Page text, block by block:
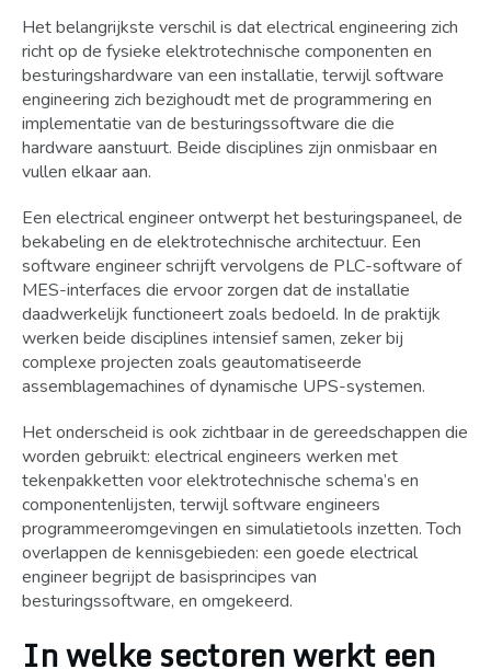
Het belangrijkste verschil is dat electrical engineering zich
richt op de fysieke elektrotechnische componenten en
besturingshardware van een installatie, terwijl software
engineering zich bezighoudt met de programmering en
implementatie van de besturingssoftware die die
hardware aanstuurt. Beide disciplines zijn onmisbaar en
vullen elkaar aan.
Een electrical engineer ontwerpt het besturingspaneel, de
bekabeling en de elektrotechnische architectuur. Een
software engineer schrijft vervolgens de PLC-software of
MES-interfaces die ervoor zorgen dat de installatie
daadwerkelijk functioneert zoals bedoeld. In de praktijk
werken beide disciplines intensief samen, zeker bij
complexe projecten zoals geautomatiseerde
assemblagemachines of dynamische UPS-systemen.
Het onderscheid is ook zichtbaar in de gereedschappen die
worden gebruikt: electrical engineers werken met
tekenpakketten voor elektrotechnische schema’s en
componentenlijsten, terwijl software engineers
programmeeromgevingen en simulatietools inzetten. Toch
overlappen de kennisgebieden: een goede electrical
engineer begrijpt de basisprincipes van
besturingssoftware, en omgekeerd.
In welke sectoren werkt een